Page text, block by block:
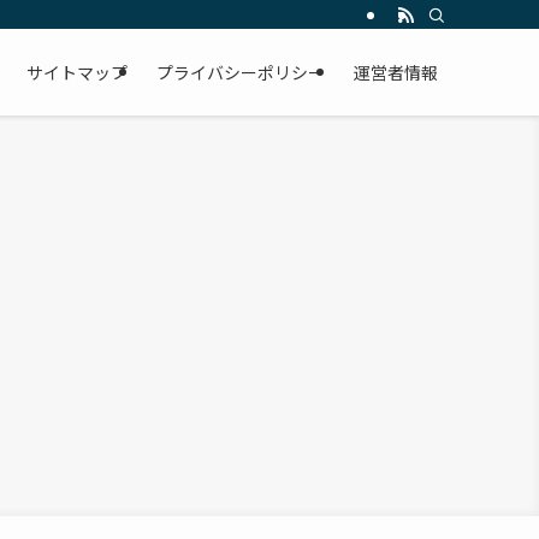
サイトマップ プライバシーポリシー 運営者情報